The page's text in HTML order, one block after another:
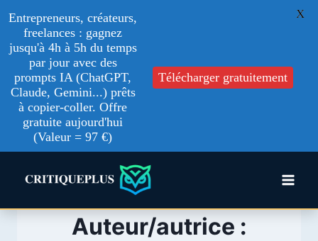
Auteur/autrice :
Entrepreneurs, créateurs,
freelances : gagnez
jusqu'à 4h à 5h du temps
par jour avec des
prompts IA (ChatGPT,
Claude, Gemini...) prêts
à copier-coller. Offre
gratuite aujourd'hui
(Valeur = 97 €)
Télécharger gratuitement
X